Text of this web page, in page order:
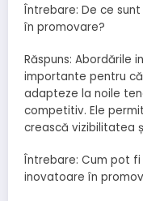
Întrebare: De ce
în promovare?
Răspuns: Abordările
importante pentru
adapteze la noile
competitiv. Ele
crească vizibilitatea
Întrebare: Cum pot
inovatoare în